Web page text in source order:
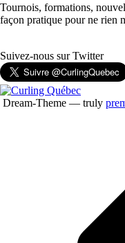
Tournois, formations,
façon pratique pour ne rien
Suivez-nous sur Twitter
Dream-Theme — truly